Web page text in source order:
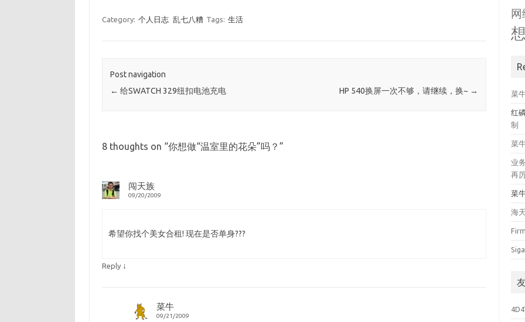
Category: 个人日志 乱七八糟 Tags: 生活
Post navigation
← 给SWATCH 329纽扣电池充电 HP 540换屏一次不够，请继续，换~ →
8 thoughts on “你想做“温室里的花朵”吗？ ”
闯天族
09/20/2009
希望你找个美女合租! 现在是否单身???
Reply ↓
菜牛
09/21/2009
菜
红
制
菜
业
再
菜
海